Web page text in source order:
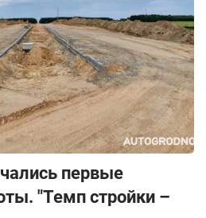
первые
"Темп стройки –